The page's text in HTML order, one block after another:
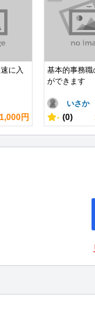
に入
1,000円
基本的事務職
ができます
いさか
- (0)